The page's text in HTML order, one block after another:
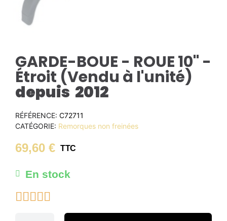
GARDE-BOUE - ROUE 10" -
Étroit (Vendu à l'unité)
depuis 2012
RÉFÉRENCE C72711
CATÉGORIE Remorques non freinées
69,60 € TTC
En stock
